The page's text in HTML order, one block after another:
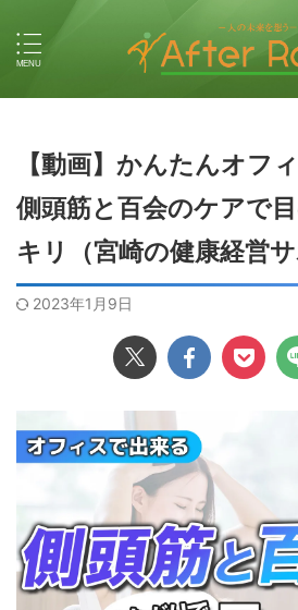
【動画】かんたんオフ
側頭筋と百会のケアで
キリ（宮崎の健康経営サ
2023年1月9日